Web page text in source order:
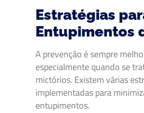
Estratégias
Entupimentos
A prevenção é sempre
especialmente quando se
mictórios. Existem várias
implementadas para
entupimentos.